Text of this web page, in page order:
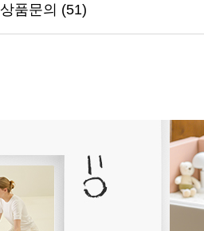
상품문의 (51)